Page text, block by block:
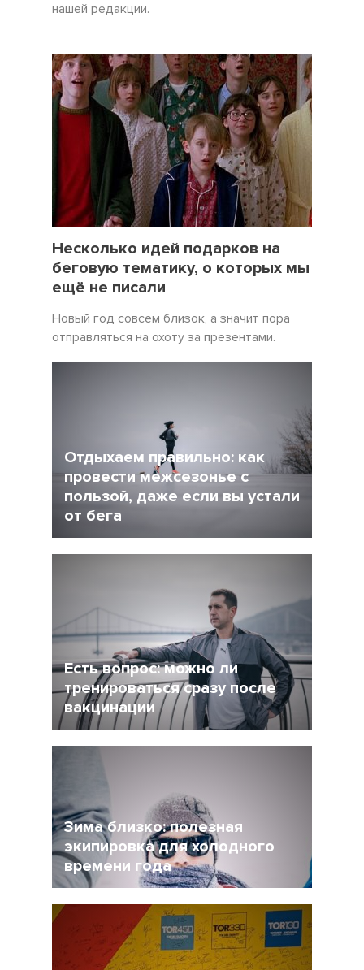
нашей редакции.
Несколько идей подарков на
беговую тематику, о которых мы
ещё не писали
Новый год совсем близок, а значит пора
отправляться на охоту за презентами.
Отдыхаем правильно: как
провести межсезонье с
пользой, даже если вы устали
от бега
сезона у многих возникает вопрос: как
сделать перерыв в беге, но и не растерять
Есть вопрос: можно ли
тренироваться сразу после
вакцинации
регулярная вакцинация от Covid-19 может
стать частью нормальной жизни.
Зима близко: полезная
экипировка для холодного
времени года